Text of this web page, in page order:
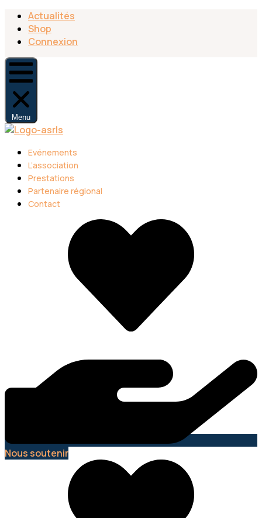
Actualités
Shop
Connexion
Menu
Evénements
L’association
Prestations
Partenaire régional
Contact
Nous soutenir